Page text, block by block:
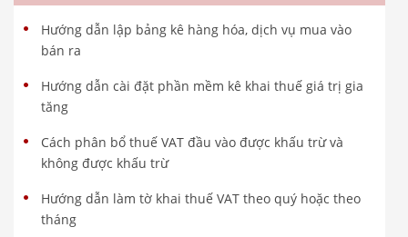
Hướng dẫn lập bảng kê hàng hóa, dịch vụ mua vào
bán ra
Hướng dẫn cài đặt phần mềm kê khai thuế giá trị gia
tăng
Cách phân bổ thuế VAT đầu vào được khấu trừ và
không được khấu trừ
Hướng dẫn làm tờ khai thuế VAT theo quý hoặc theo
tháng